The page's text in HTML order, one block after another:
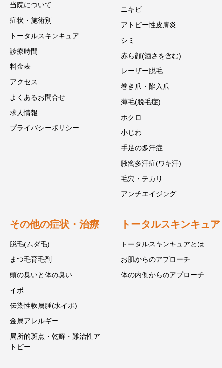
当院について
症状・施術別
トータルスキンキュア
診療時間
料金表
アクセス
よくあるお問合せ
求人情報
プライバシーポリシー
ニキビ
アトピー性皮膚炎
シミ
赤ら顔(酒さを含む)
レーザー脱毛
巻き爪・陥入爪
薄毛(脱毛症)
ホクロ
小じわ
手足の多汗症
腋窩多汗症(ワキ汗)
毛穴・テカリ
アンチエイジング
その他の症状・治療
脱毛(ムダ毛)
まつ毛育毛剤
頭の臭いと体の臭い
イボ
伝染性軟属腫(水イボ)
金属アレルギー
局所的斑点・乾癬・難治性ア
トピー
トータルスキンキュア
トータルスキンキュアとは
お肌からのアプローチ
体の内側からのアプローチ